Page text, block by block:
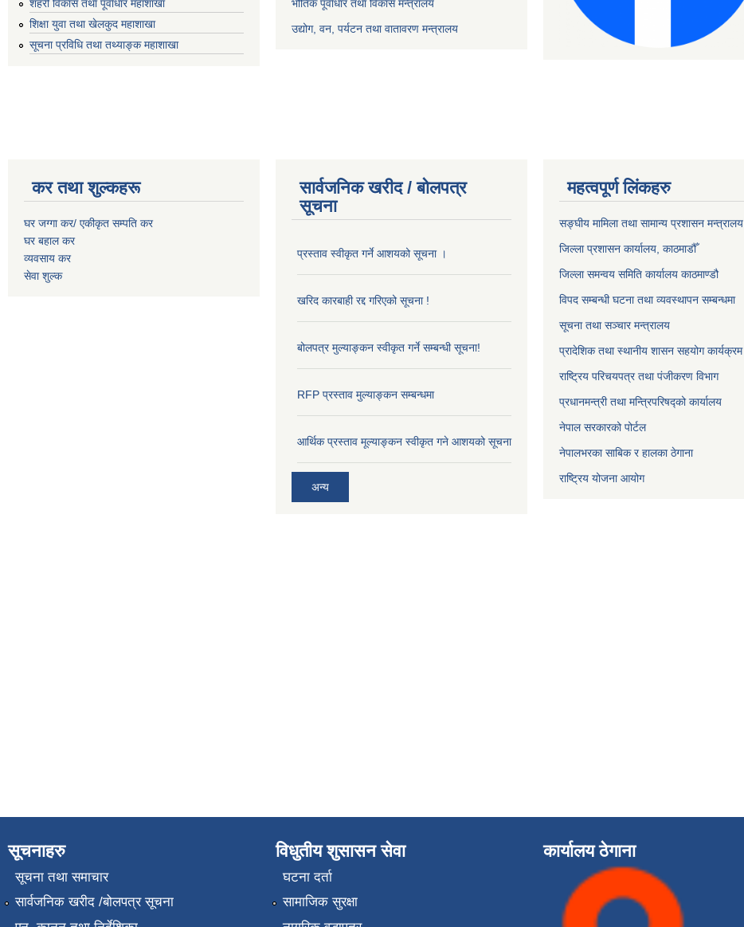
शहरी विकास तथा पूर्वाधार महाशाखा
शिक्षा युवा तथा खेलकुद महाशाखा
सूचना प्रविधि तथा तथ्याङ्क महाशाखा
भौतिक पूर्वाधार तथा विकास मन्त्रालय
उद्योग, वन, पर्यटन तथा वातावरण मन्त्रालय
कर तथा शुल्कहरू
घर जग्गा कर/ एकीकृत सम्पति कर
घर बहाल कर
व्यवसाय कर
सेवा शुल्क
सार्वजनिक खरीद / बोलपत्र
सूचना
प्रस्ताव स्वीकृत गर्ने आशयको सूचना ।
खरिद कारबाही रद्द गरिएको सूचना !
बोलपत्र मुल्याङ्कन स्वीकृत गर्ने सम्बन्धी सूचना!
RFP प्रस्ताव मुल्याङ्कन सम्बन्धमा
आर्थिक प्रस्ताव मूल्याङ्कन स्वीकृत गने आशयको सूचना
अन्य
महत्वपूर्ण लिंकहरु
सङ्‍घीय मामिला तथा सामान्य प्रशासन मन्त्रालय
जिल्ला प्रशासन कार्यालय, काठमाडौँ
जिल्ला समन्वय समिति कार्यालय काठमाण्ड‌ौ
विपद सम्बन्धी घटना तथा व्यवस्थापन सम्बन्धमा
सूचना तथा सञ्चार मन्त्रालय
प्रादेशिक तथा स्थानीय शासन सहयोग कार्यक्रम
राष्ट्रिय परिचयपत्र तथा पंजीकरण विभाग
प्रधानमन्त्री तथा मन्त्रिपरिषद्को कार्यालय
नेपाल सरकारको पोर्टल
नेपालभरका साबिक र हालका ठेगाना
राष्ट्रिय योजना आयोग
सूचनाहरु
सूचना तथा समाचार
सार्वजनिक खरीद /बोलपत्र सूचना
विधुतीय शुसासन सेवा
घटना दर्ता
सामाजिक सुरक्षा
कार्यालय ठेगाना